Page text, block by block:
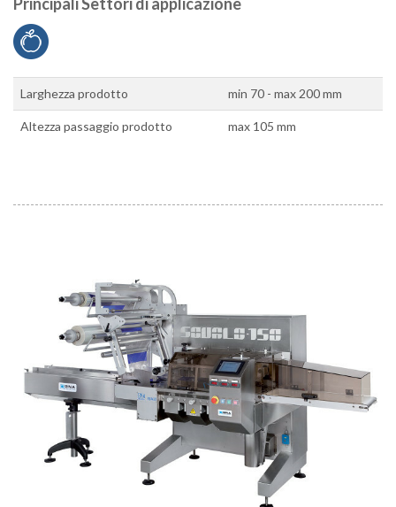
Larghezza prodotto min 70 - max 200 mm
Altezza passaggio prodotto max 105 mm